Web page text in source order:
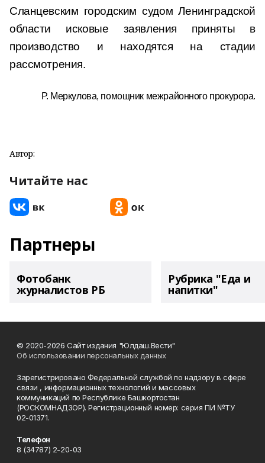
Сланцевским городским судом Ленинградской
области исковые заявления приняты в
производство и находятся на стадии
рассмотрения.
Р. Меркулова, помощник межрайонного прокурора.
Автор:
Читайте нас
Партнеры
Фотобанк
журналистов РБ
Рубрика "Еда и
напитки"
© 2020-2026 Сайт издания "Юлдаш.Вести"
Об использовании персональных данных
Зарегистрировано Федеральной службой по надзору в сфере
связи , информационных технологий и массовых
коммуникаций по Республике Башкортостан
(РОСКОМНАДЗОР). Регистрационный номер: серия ПИ №ТУ
02-01371.
Телефон
8 (34787) 2-20-03